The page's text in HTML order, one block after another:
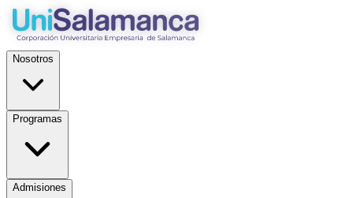
Nosotros
Programas
Admisiones